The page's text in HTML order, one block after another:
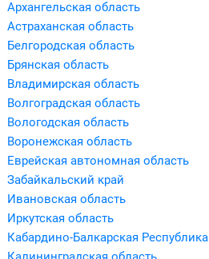
Архангельская область
Астраханская область
Белгородская область
Брянская область
Владимирская область
Волгоградская область
Вологодская область
Воронежская область
Еврейская автономная область
Забайкальский край
Ивановская область
Иркутская область
Кабардино-Балкарская Республика